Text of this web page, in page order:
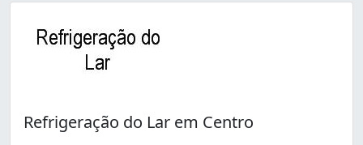
Refrigeração do Lar em Centro